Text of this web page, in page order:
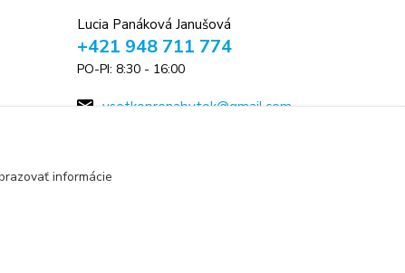
Lucia Panáková Janušová
+421 948 711 774
PO-PI: 8:30 - 16:00
vsetkoprenabytok@gmail.com
informácie